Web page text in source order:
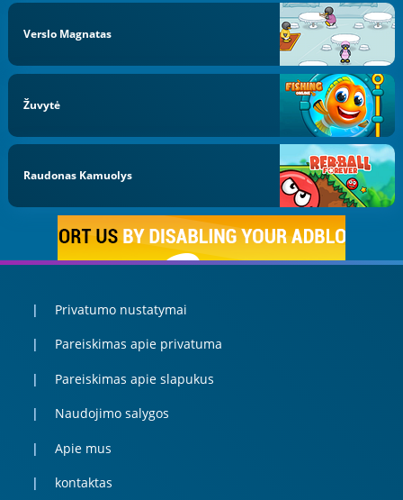
Verslo Magnatas
Žuvytė
Raudonas Kamuolys
Privatumo nustatymai
Pareiskimas apie privatuma
Pareiskimas apie slapukus
Naudojimo salygos
Apie mus
kontaktas